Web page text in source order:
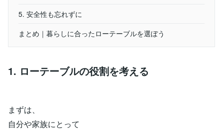
5. 安全性も忘れずに
まとめ｜暮らしに合ったローテーブルを選ぼう
1. ローテーブルの役割を考える
まずは、
自分や家族にとって